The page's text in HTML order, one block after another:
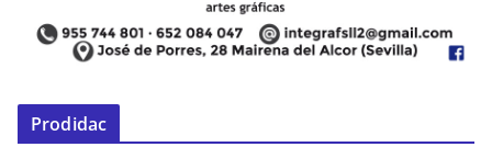
Prodidac